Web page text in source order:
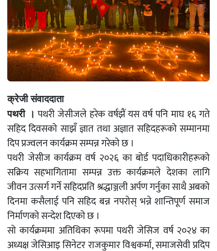
क्रेजी संवाददाता
पथरी । पथरी जेसीजले हरेक वर्षझैं यस वर्ष पनि माघ १६ गते
सहिद दिवसको साझँ ज्ञात तथा अज्ञात सहिदहरूको सम्मानमा
दिप प्रज्वलन कार्यक्रम सम्पन्न गरेको छ ।
पथरी जेसीज कार्यक्रम वर्ष २०२६ का बोर्ड पदाधिकारीहरूको
सक्रिय सहभागितामा सम्पन्न उक्त कार्यक्रमले देशका लागि
जीवन उत्सर्ग गर्ने सहिदप्रति श्रद्धाञ्जली अर्पण गर्नुका साथै अबको
दिनमा कसैलाई पनि सहिद बन्न नपरोस् भन्ने शान्तिपूर्ण समाज
निर्माणको सन्देश दिएको छ ।
सो कार्यक्रममा अतिथिका रूपमा पथरी जेसिज वर्ष २०२४ का
अध्यक्ष जेसिआइ सिनेटर राजकुमार विश्वकर्मा, समाजसेवी प्रदिप